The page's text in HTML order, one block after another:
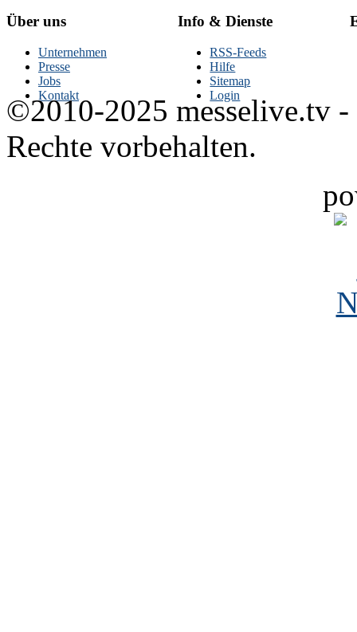
Über uns
Unternehmen
Presse
Jobs
Kontakt
Info & Dienste
RSS-Feeds
Hilfe
Sitemap
Login
©2010-2025 messelive.tv -
Rechte vorbehalten.